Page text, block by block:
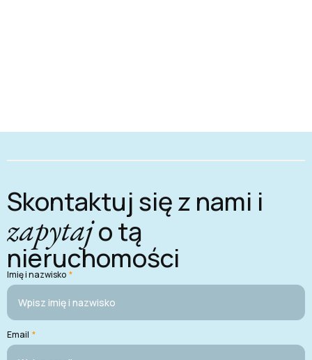
Skontaktuj się z nami i
zapytajo tą
nieruchomości
Imię i nazwisko *
Email *